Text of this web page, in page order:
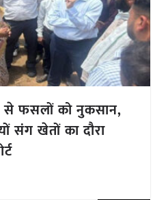
से फसलों को नुकसान,
संग खेतों का दौरा